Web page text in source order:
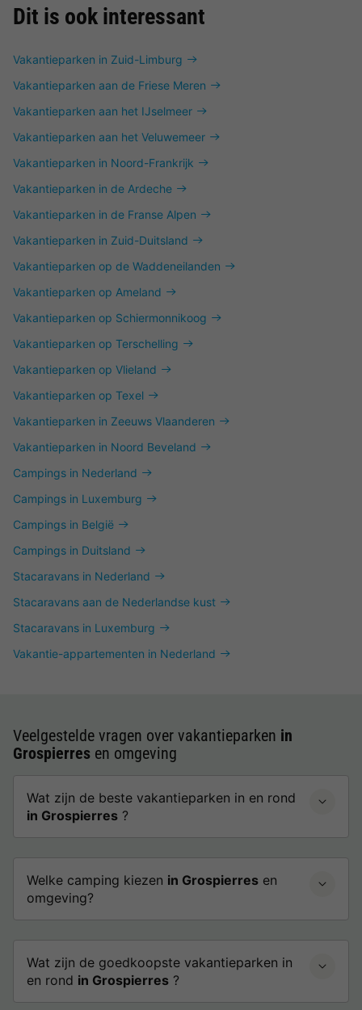
Dit is ook interessant
Vakantieparken in Zuid-Limburg
Vakantieparken aan de Friese Meren
Vakantieparken aan het IJselmeer
Vakantieparken aan het Veluwemeer
Vakantieparken in Noord-Frankrijk
Vakantieparken in de Ardeche
Vakantieparken in de Franse Alpen
Vakantieparken in Zuid-Duitsland
Vakantieparken op de Waddeneilanden
Vakantieparken op Ameland
Vakantieparken op Schiermonnikoog
Vakantieparken op Terschelling
Vakantieparken op Vlieland
Vakantieparken op Texel
Vakantieparken in Zeeuws Vlaanderen
Vakantieparken in Noord Beveland
Campings in Nederland
Campings in Luxemburg
Campings in België
Campings in Duitsland
Stacaravans in Nederland
Stacaravans aan de Nederlandse kust
Stacaravans in Luxemburg
Vakantie-appartementen in Nederland
Veelgestelde vragen over vakantieparken in
Grospierres en omgeving
Wat zijn de beste vakantieparken in en rond
in Grospierres ?
Welke camping kiezen in Grospierres en
omgeving?
Wat zijn de goedkoopste vakantieparken in
en rond in Grospierres ?